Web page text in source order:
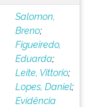
Salomon,
Breno;
Figueiredo,
Eduarda;
Leite, Vittorio;
Lopes, Daniel;
Evidência